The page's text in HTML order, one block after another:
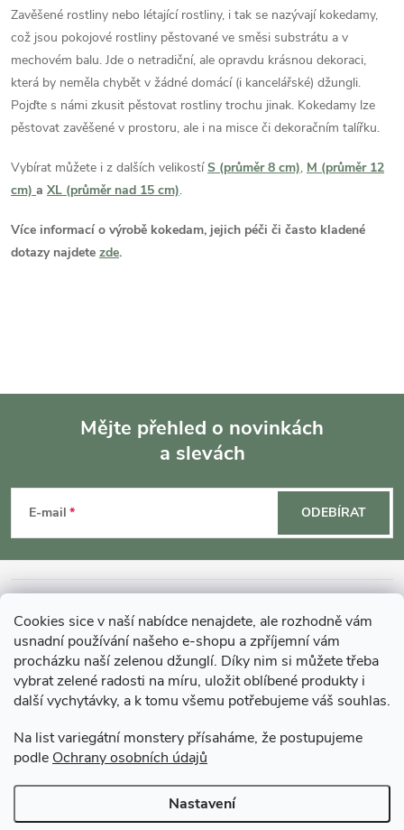
Cookies sice v naší nabídce nenajdete, ale rozhodně vám
usnadní používání našeho e-shopu a zpříjemní vám
procházku naší zelenou džunglí. Díky nim si můžete třeba
vybrat zelené radosti na míru, uložit oblíbené produkty i
další vychytávky, a k tomu všemu potřebujeme váš souhlas.
Na list variegátní monstery přísaháme, že postupujeme
podle Ochrany osobních údajů
Nastavení
v
l
á
d
a
c
í
ý
i
s
u
Zavěšené rostliny nebo létající rostliny, i tak se nazývají kokedamy,
což jsou pokojové rostliny pěstované ve směsi substrátu a v
mechovém balu. Jde o netradiční, ale opravdu krásnou dekoraci,
která by neměla chybět v žádné domácí (i kancelářské) džungli.
Pojďte s námi zkusit pěstovat rostliny trochu jinak. Kokedamy lze
pěstovat zavěšené v prostoru, ale i na misce či dekoračním talířku.
Vybírat můžete i z dalších velikostíS (průměr 8 cm), M (průměr 12
cm) a XL (průměr nad 15 cm).
Více informací o výrobě kokedam, jejich péči či často kladené
dotazy najdete zde.
p
a
Mějte přehled o novinkách
a slevách
E-mail ODEBÍRAT
MOHLO BY VÁS ZAJÍMAT
O GARDNERS
Gardners Design - Projekt, realizace a údržba zahrad a interiérů